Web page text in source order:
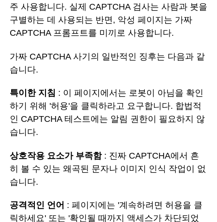
주 사용합니다. 실제 CAPTCHA 검사는 사람과 봇을
구별하는 데 사용되는 반면, 악성 페이지는 가짜
CAPTCHA 프롬프트를 미끼로 사용합니다.
가짜 CAPTCHA 사기의 일반적인 징후는 다음과 같
습니다.
특이한 지침 : 이 페이지에서는 로봇이 아님을 확인
하기 위해 '허용'을 클릭하라고 요구합니다. 합법적
인 CAPTCHA 테스트에는 알림 권한이 필요하지 않
습니다.
상호작용 요소가 부족함: 진짜 CAPTCHA에서 흔
히 볼 수 있는 왜곡된 문자나 이미지 인식 작업이 없
습니다.
공격적인 언어 : 페이지에는 '계속하려면 허용을 클
릭하세요' 또는 '확인될 때까지 액세스가 차단되었